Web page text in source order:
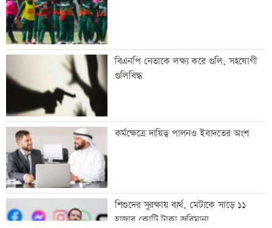
বিএনপি নেতাকে লক্ষ্য করে গুলি, সহযোগী
গুলিবিদ্ধ
কর্মক্ষেত্রে দায়িত্ব পালনও ইবাদতের অংশ
শিশুদের সুরক্ষায় ব্যর্থ, মেটাকে সাড়ে ১১
হাজার কোটি টাকা জরিমানা